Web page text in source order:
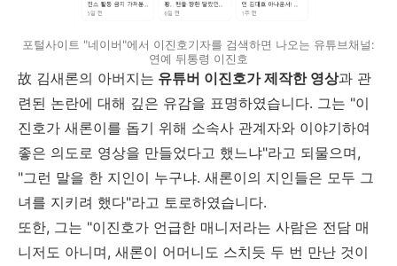
포털사이트 "네이버"에서 이진호기자를 검색하면 나오는 유튜브채널:
연예 뒤통령 이진호
故 김새론의 아버지는 유튜버 이진호가 제작한 영상과 관
련된 논란에 대해 깊은 유감을 표명하였습니다. 그는 "이
진호가 새론이를 돕기 위해 소속사 관계자와 이야기하여
좋은 의도로 영상을 만들었다고 했느냐"라고 되물으며,
"그런 말을 한 지인이 누구냐. 새론이의 지인들은 모두 그
녀를 지키려 했다"라고 토로하였습니다.
또한, 그는 "이진호가 언급한 매니저라는 사람은 전담 매
니저도 아니며, 새론이 어머니도 스치듯 두 번 만난 것이